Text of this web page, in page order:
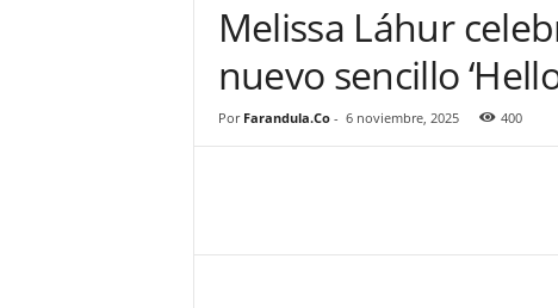
Melissa Láhur
nuevo sencillo
Por Farandula.Co- 6 noviembre, 2025 400